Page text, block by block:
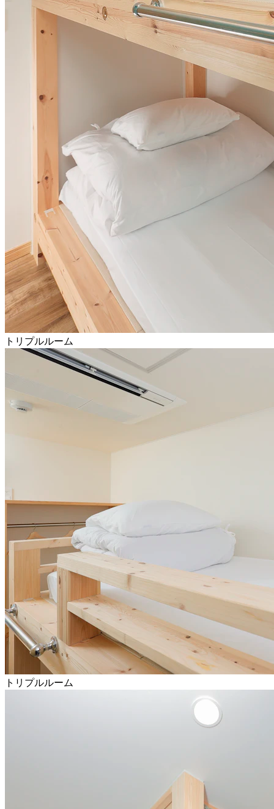
トリプルルーム
トリプルルーム